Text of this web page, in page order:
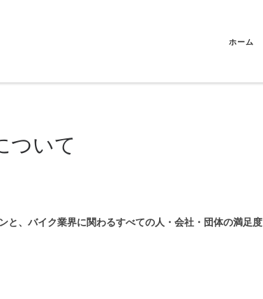
ホーム
ついて
と、バイク業界に関わるすべての人・会社・団体の満足度